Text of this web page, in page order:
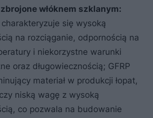
włóknem szklanym:
charakteryzuje się wysoką
na rozciąganie, odpornością na
i niekorzystne warunki
oraz długowiecznością; GFRP
materiał w produkcji łopat,
niską wagę z wysoką
co pozwala na budowanie